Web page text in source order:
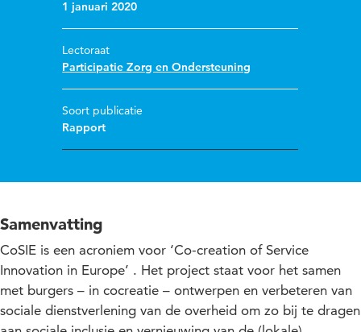
1 januari 2020
Lectoraat
Participatie Zorg en Ondersteuning
Soort publicatie
Rapport
Samenvatting
CoSIE is een acroniem voor ‘Co-creation of Service
Innovation in Europe’ . Het project staat voor het samen
met burgers – in cocreatie – ontwerpen en verbeteren van
sociale dienstverlening van de overheid om zo bij te dragen